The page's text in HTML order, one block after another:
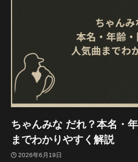
ちゃんみな だれ？本名・
までわかりやすく解説
2026年6月19日